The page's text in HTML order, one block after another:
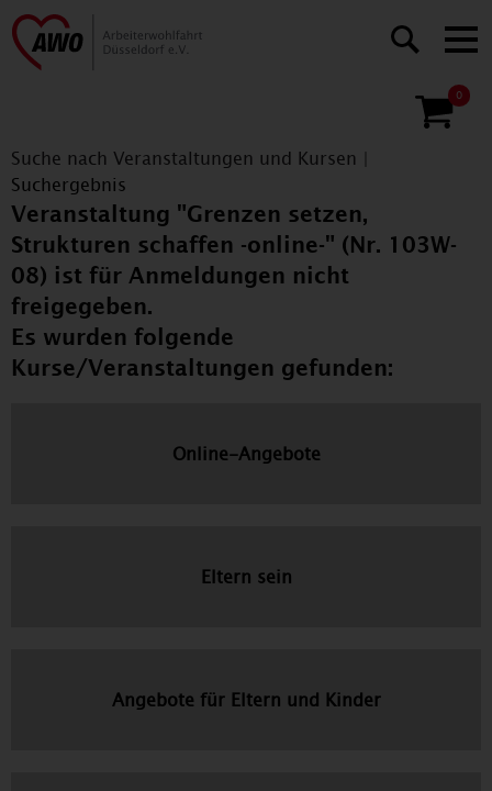
0
Suche nach Veranstaltungen und Kursen
Suchergebnis
Veranstaltung "Grenzen setzen,
Strukturen schaffen -online-" (Nr. 103W-
08) ist für Anmeldungen nicht
freigegeben.
Es wurden folgende
Kurse/Veranstaltungen gefunden:
Online-Angebote
Eltern sein
Angebote für Eltern und Kinder